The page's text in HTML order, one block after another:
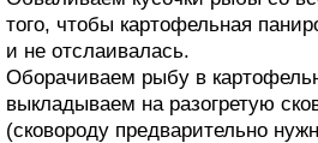
того, чтобы картофельная
и не отслаивалась.
Оборачиваем рыбу в
выкладываем на разогретую
(сковороду предварительно